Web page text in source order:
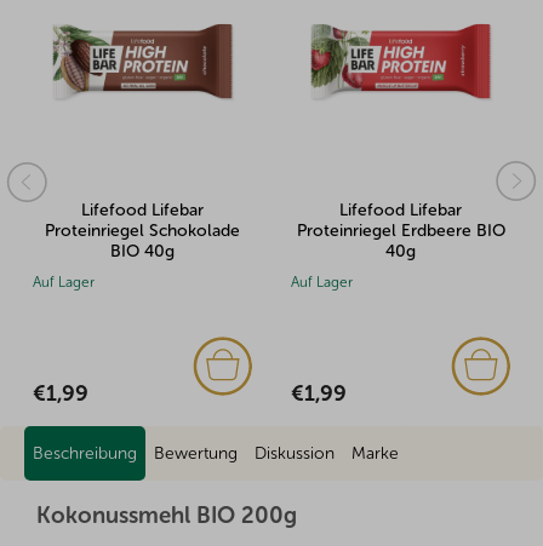
Lifefood Lifebar
Proteinriegel Erdbeere BIO
40g
Auf Lager
€1,99
Nominal BLP Getreidebrei
NOMINA Sorghumhirse
300g
Auf Lager
€1,85
Beschreibung Bewertung Diskussion Marke
Kokonussmehl BIO 200g